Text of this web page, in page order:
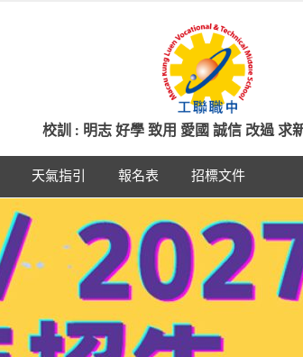
校訓 : 明志 好學 致用 愛國 誠信 改過 求
天氣指引 報名表 招標文件